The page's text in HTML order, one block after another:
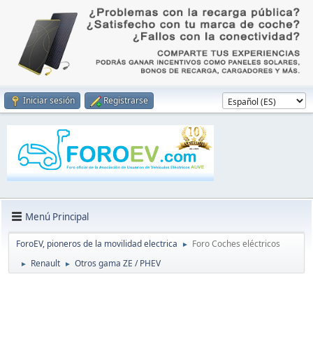
Iniciar sesión Registrarse
Menú Principal
ForoEV, pioneros de la movilidad electrica ► Foro Coches eléctricos
► Renault ► Otros gama ZE / PHEV